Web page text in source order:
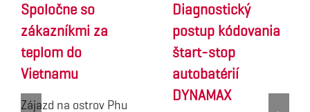
Spoločne so
zákazníkmi za
teplom do
Vietnamu
Zájazd na ostrov Phu
Diagnostický
postup kódovania
štart-stop
autobatérií
DYNAMAX